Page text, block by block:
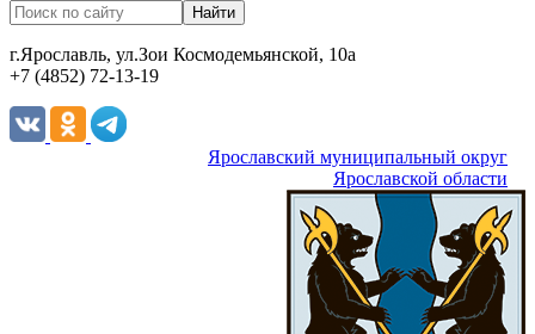
г.Ярославль, ул.Зои Космодемьянской, 10а
+7 (4852) 72-13-19
Ярославский муниципальный округ
Ярославской области